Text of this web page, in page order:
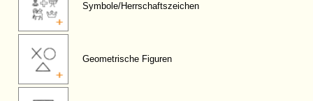
Symbole/Herrschaftszeichen
Geometrische Figuren